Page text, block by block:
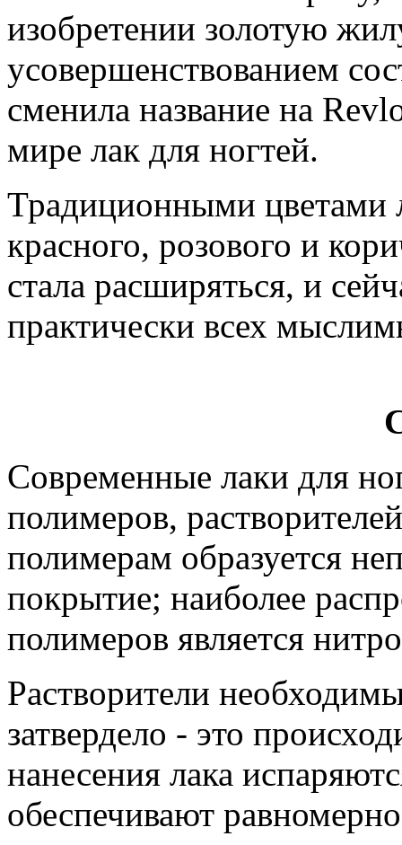
изобретении золотую
усовершенствованием
сменила название на
мире лак для ногтей.
Традиционными цветами
красного, розового и
стала расширяться, и
практически всех
Современные лаки для
полимеров,
полимерам образуется
покрытие; наиболее
полимеров является
Растворители
затвердело - это
нанесения лака
обеспечивают